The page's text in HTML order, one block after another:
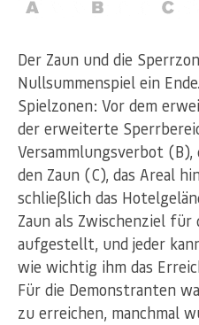
Der Zaun und die
Nullsummenspiel ein
Spielzonen: Vor dem
der erweiterte
Versammlungsverbot (B),
den Zaun (C), das Areal
schließlich das
Zaun als Zwischenziel für
aufgestellt, und jeder
wie wichtig ihm das
Für die Demonstranten
zu erreichen, manchmal